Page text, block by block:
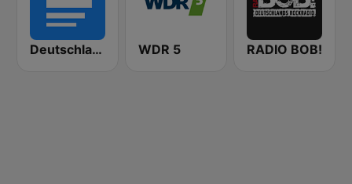
Deutschlandfunk WDR 5 RADIO BOB!